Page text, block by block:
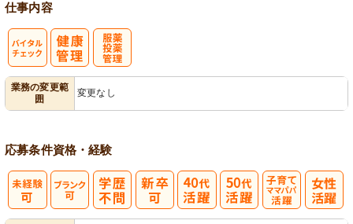
仕事内容
業務の変更範
囲
変更なし
応募条件資格・経験